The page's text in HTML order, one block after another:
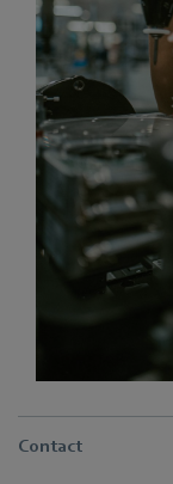
Contact